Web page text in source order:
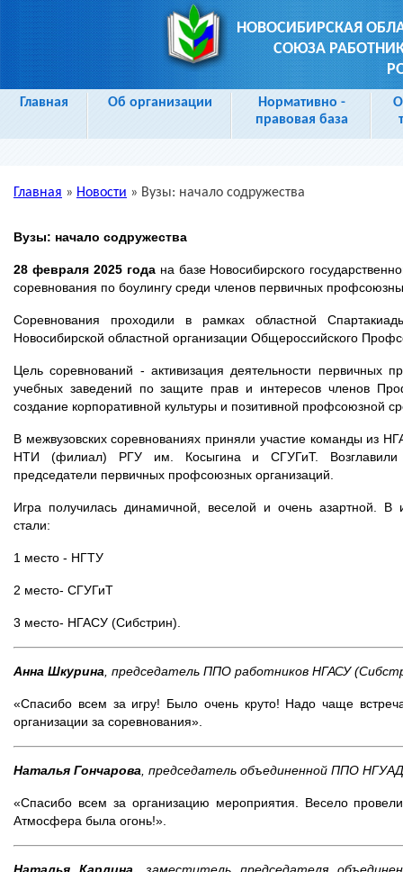
НОВОСИБИРСКАЯ
СОЮЗА
Главная Об организации
Нормативно -
правовая база
Главная » Новости » Вузы: начало содружества
Вузы: начало содружества
28 февраля 2025 годана базе Новосибирского
соревнования по боулингу среди членов первичных
Соревнования проходили в рамках областной
Новосибирской областной организации Общероссийского
Цель соревнований - активизация деятельности первичных
учебных заведений по защите прав и интересов членов
создание корпоративной культуры и позитивной профсоюзной
В межвузовских соревнованиях приняли участие команды
НТИ (филиал) РГУ им. Косыгина и СГУГиТ. Возглавили
председатели первичных профсоюзных организаций.
Игра получилась динамичной, веселой и очень азартной. В
стали:
1 место - НГТУ
2 место- СГУГиТ
3 место- НГАСУ (Сибстрин).
Анна Шкурина , председатель ППО работников НГАСУ
«Спасибо всем за игру! Было очень круто! Надо чаще
организации за соревнования».
Наталья Гончарова , председатель объединенной ППО
«Спасибо всем за организацию мероприятия. Весело
Атмосфера была огонь!».